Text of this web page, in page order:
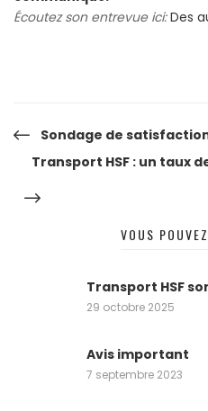
Écoutez son entrevue ici: Des
Navigation
de
Sondage de
Transport HSF : un taux
VOUS
Transport HSF
29 octobre 2025
Avis important
7 septembre 2023